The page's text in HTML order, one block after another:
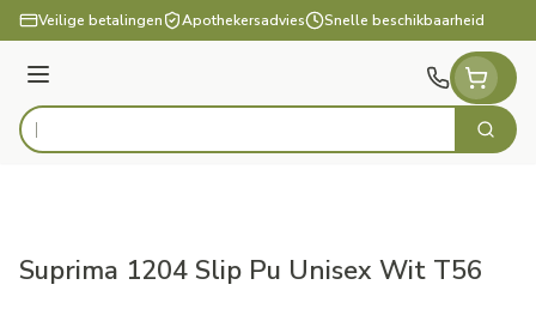
Ga naar de inhoud
Veilige betalingen Apothekersadvies Snelle beschikbaarheid
Menu
Product, merk, categorie... Zoek
Suprima 1204 Slip Pu Unisex Wit T56